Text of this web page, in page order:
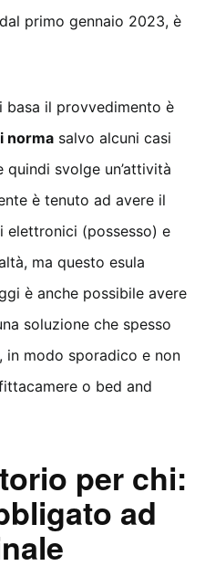
primo gennaio 2023, è
basa il provvedimento è
norma salvo alcuni casi
svolge un’attività
è tenuto ad avere il
elettronici (possesso) e
ma questo esula
è anche possibile avere
soluzione che spesso
in modo sporadico e non
o bed and
per chi:
ad